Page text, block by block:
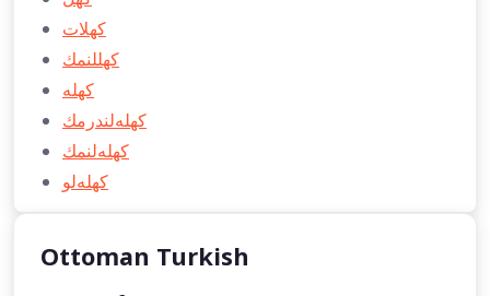
كهلات
كهللنمك
كهله
كهله‌لندرمك
كهله‌لنمك
كهله‌لو
Ottoman Turkish